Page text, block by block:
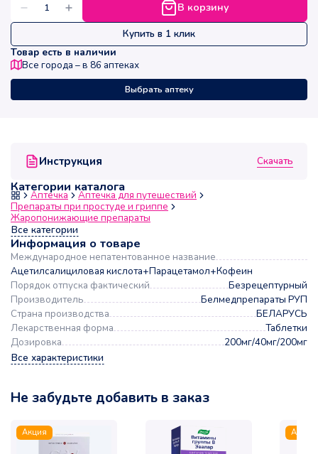
Инструкция Скачать
Категории каталога
Аптечка
Аптечка для путешествий
Препараты при простуде и гриппе
Жаропонижающие препараты
Все категории
Информация о товаре
Международное непатентованное название
Ацетилсалициловая кислота+Парацетамол+Кофеин
Порядок отпуска фактический
Безрецептурный
Производитель
Белмедпрепараты РУП
Страна производства
БЕЛАРУСЬ
Лекарственная форма
Таблетки
Дозировка
200мг/40мг/200мг
Все характеристики
Не забудьте добавить в заказ
Акция Акция
В корзину
Купить в 1 клик
Товар есть в наличии
Все города – в 86 аптеках
Выбрать аптеку